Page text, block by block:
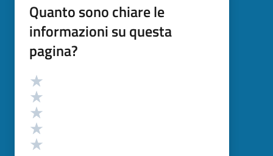
Quanto sono chiare le
informazioni su questa
pagina?
Valutazione